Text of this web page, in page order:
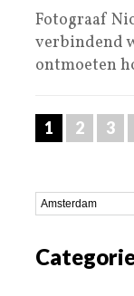
Fotograaf
verbindend
ontmoeten
1 2 3